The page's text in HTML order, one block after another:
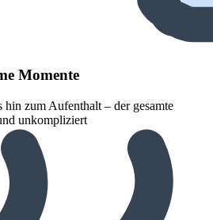
Momente
zum Aufenthalt – der gesamte
unkompliziert